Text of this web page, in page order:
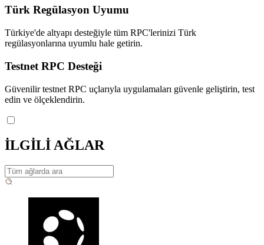
Türk Regülasyon Uyumu
Türkiye'de altyapı desteğiyle tüm RPC'lerinizi Türk
regülasyonlarına uyumlu hale getirin.
Testnet RPC Desteği
Güvenilir testnet RPC uçlarıyla uygulamaları güvenle geliştirin, test
edin ve ölçeklendirin.
İLGİLİ AĞLAR